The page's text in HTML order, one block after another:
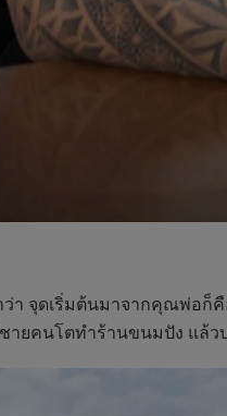
ว่า จุดเริ่มต้นมาจากคุณพ่อก็
ยคนโตทำร้านขนมปัง แล้ว